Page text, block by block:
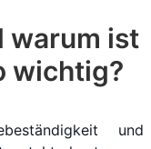
warum ist
wichtig?
und